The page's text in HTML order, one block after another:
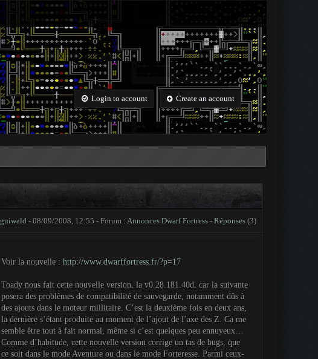
Login to account Create an account
guiwald - 08/09/2008, 12:55 - Forum : Annonces Dwarf Fortress - Réponses(3)
Voir la nouvelle : http://www.dwarffortress.fr/?p=17
Toady nous fait cette nouvelle version, la v0.28.181.40d, car la suivante
posera des problèmes de compatibilité de sauvegarde, notamment dûs à
des ajouts dans le moteur millitaire. C’est la deuxième fois en deux ans,
la dernière s’étant produite au moment de l’ajout de l’axe des Z. Ca me
semble être tout à fait normal, même si c’est quelques peu ennuyeux…
Comme d’habitude, cette nouvelle version corrige un tas de bugs, que
ce soit dans le mode Aventure ou dans le mode Forteresse. Parmi ceux-